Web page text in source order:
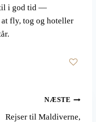
i god tid —
fly, tog og hoteller
NÆSTE
Rejser til Maldiverne,